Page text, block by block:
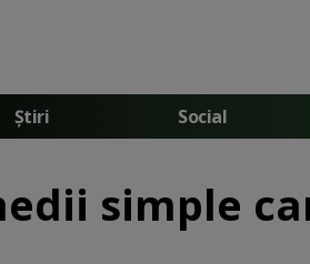
Știri Social
simple